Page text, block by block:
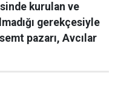
kurulan ve
gerekçesiyle
pazarı, Avcılar